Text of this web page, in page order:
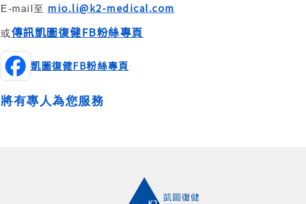
E-mail至 mio.li@k2-medical.com
或傳訊凱圖復健FB粉絲專頁
凱圖復健FB粉絲專頁
將有專人為您服務